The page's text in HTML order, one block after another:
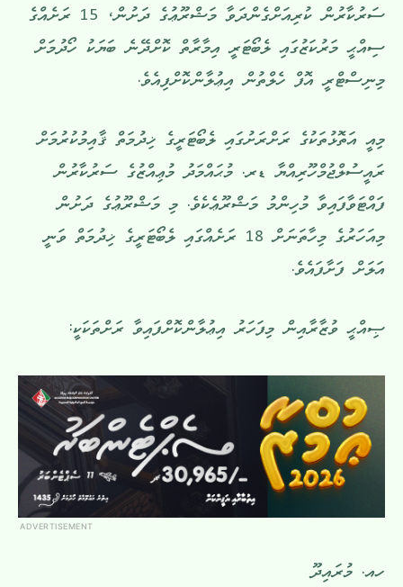
ސަރުކާރުން ކުރިއަށްގެންދަވާ މަޝްރޫޢުގެ ދަށުން، 15 ރަށެއްގެ
ސިއްޙީ މަރުކަޒުގައި ލެބޯޓަރީ އިމާރާތް ކޮށްދޭނެ ބަޔަކު ހޯދުމަށް
މިނިސްޓްރީ އޮފް ހެލްތުން އިޢުލާންކޮށްފިއެވެ.
މިއީ އަތޮޅުތަކުގެ ރަށްރަށުގައި ލެބޯޓަރީގެ ޚިދުމަތް ޤާއިމުކުރުމަށް
ރައީސުލްޖުމްހޫރިއްޔާ ޑރ. މުޙައްމަދު މުޢިއްޒުގެ ސަރުކާރުން
ފައްޓަވާފައިވާ މުހިންމު މަޝްރޫޢެކެވެ. މި މަޝްރޫޢުގެ ދަށުން
މިއަހަރުގެ މިހާތަނަށް 18 ރަށެއްގައި ލެބޯޓަރީގެ ޚިދުމަތް ވަނީ
އަލަށް ފަށާފައެވެ.
ޞިއްޙީ ވުޒާރާއިން މިފަހަރު އިޢުލާންކޮށްފައިވާ ރަށްތަކަކީ:
ADVERTISEMENT
ހއ. މުރައިދޫ